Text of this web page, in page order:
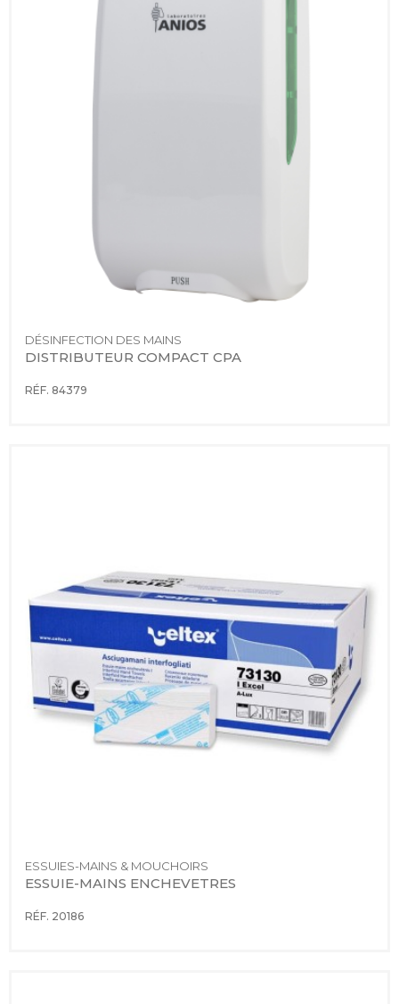
DÉSINFECTION DES MAINS
DISTRIBUTEUR COMPACT CPA
RÉF. 84379
ESSUIES-MAINS & MOUCHOIRS
ESSUIE-MAINS ENCHEVETRES
RÉF. 20186